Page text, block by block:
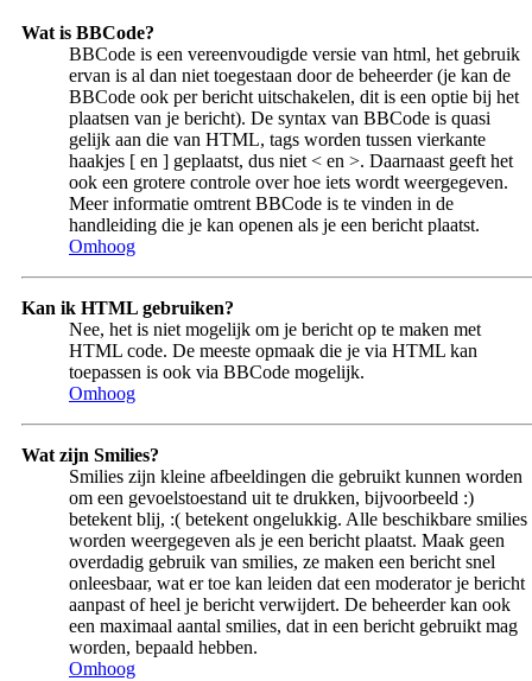
Wat is BBCode?
BBCode is een vereenvoudigde versie van html, het gebruik
ervan is al dan niet toegestaan door de beheerder (je kan de
BBCode ook per bericht uitschakelen, dit is een optie bij het
plaatsen van je bericht). De syntax van BBCode is quasi
gelijk aan die van HTML, tags worden tussen vierkante
haakjes [ en ] geplaatst, dus niet < en >. Daarnaast geeft het
ook een grotere controle over hoe iets wordt weergegeven.
Meer informatie omtrent BBCode is te vinden in de
handleiding die je kan openen als je een bericht plaatst.
Omhoog
Kan ik HTML gebruiken?
Nee, het is niet mogelijk om je bericht op te maken met
HTML code. De meeste opmaak die je via HTML kan
toepassen is ook via BBCode mogelijk.
Omhoog
Wat zijn Smilies?
Smilies zijn kleine afbeeldingen die gebruikt kunnen worden
om een gevoelstoestand uit te drukken, bijvoorbeeld :)
betekent blij, :( betekent ongelukkig. Alle beschikbare smilies
worden weergegeven als je een bericht plaatst. Maak geen
overdadig gebruik van smilies, ze maken een bericht snel
onleesbaar, wat er toe kan leiden dat een moderator je bericht
aanpast of heel je bericht verwijdert. De beheerder kan ook
een maximaal aantal smilies, dat in een bericht gebruikt mag
worden, bepaald hebben.
Omhoog